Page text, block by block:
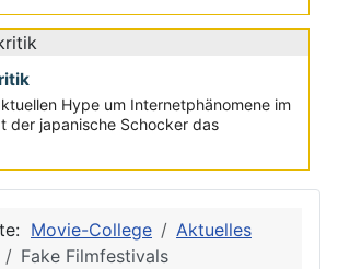
Hype um Internetphänomene im
der japanische Schocker das
Movie-College
Aktuelles
Fake Filmfestivals